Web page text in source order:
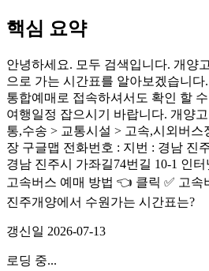
핵심 요약
안녕하세요. 모두 검색입니다. 개양
으로 가는 시간표를 알아보겠습니
통합예매로 접속하셔서도 확인 할
여행일정 잡으시기 바랍니다. 개양
통,수송 > 교통시설 > 고속,시외버
장 구글맵 전화번호 : 지번 : 경남 진
경남 진주시 가좌길74번길 10-1 인
고속버스 예매 방법 👈 클릭 ✅ 고
진주개양에서 수원가는 시간표는?
갱신일 2026-07-13
로딩 중...